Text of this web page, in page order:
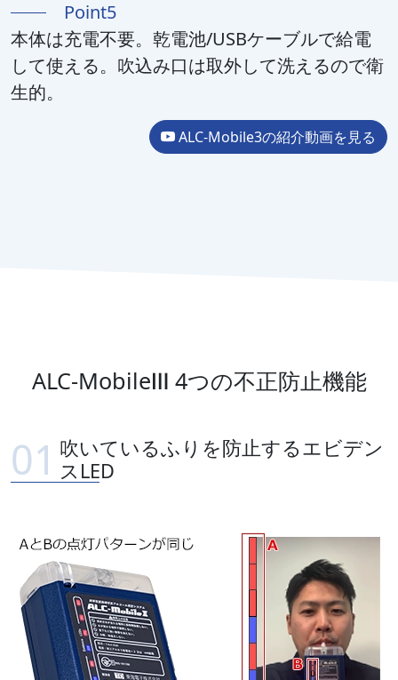
Point5
本体は充電不要。乾電池/USBケーブルで給電
して使える。吹込み口は取外して洗えるので衛
生的。
ALC-Mobile3の紹介動画を見る
ALC-MobileⅢ 4つの不正防止機能
吹いているふりを防止するエビデン
スLED